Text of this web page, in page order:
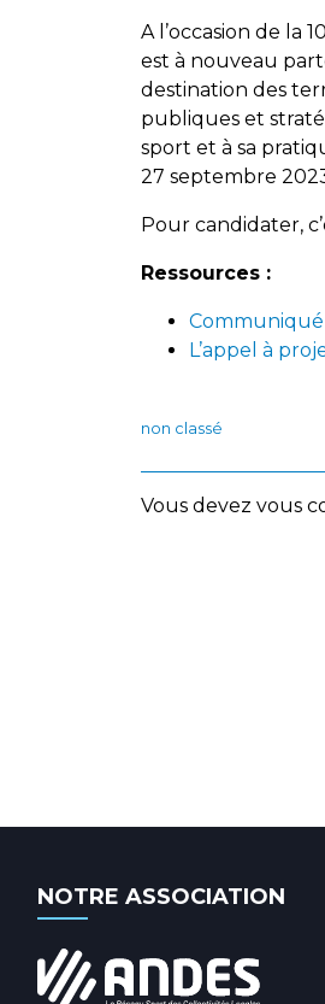
A l’occasion de la
est à nouveau
destination des
publiques et
sport et à sa
27 septembre
Pour candidater,
Ressources :
Communiqué
L’appel à
non classé
Vous devez vous
NOTRE ASSOCIATION